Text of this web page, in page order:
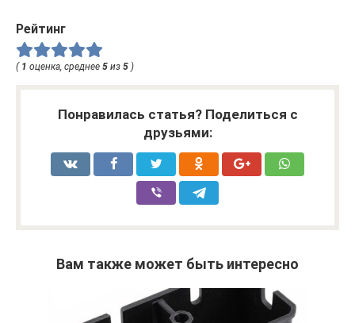
Рейтинг
( 1 оценка, среднее 5 из 5 )
Понравилась статья? Поделиться с
друзьями:
Вам также может быть интересно